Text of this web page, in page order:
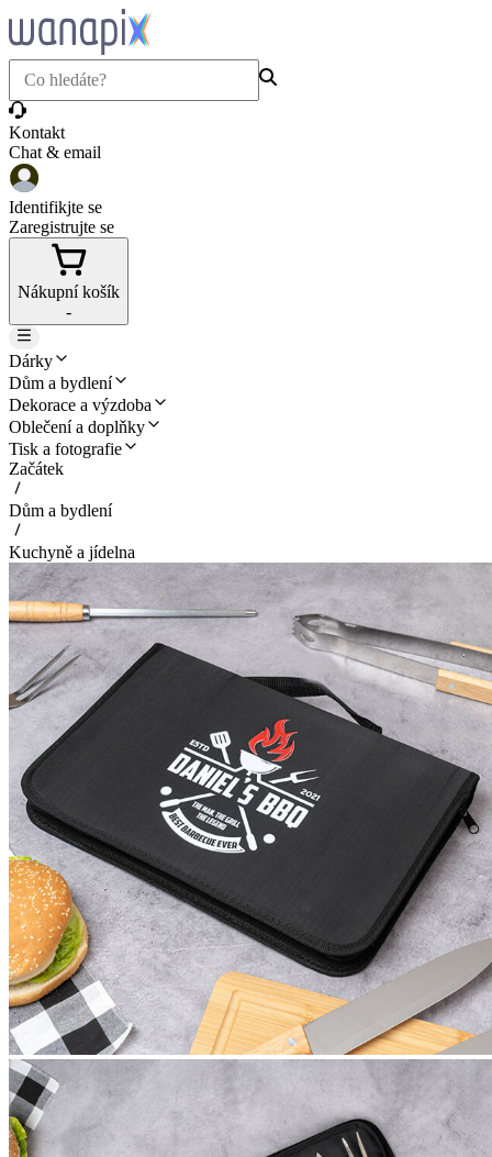
Kontakt
Chat & email
Identifikjte se
Zaregistrujte se
Nákupní košík
-
Dárky
Dům a bydlení
Dekorace a výzdoba
Oblečení a doplňky
Tisk a fotografie
Začátek
Dům a bydlení
Kuchyně a jídelna